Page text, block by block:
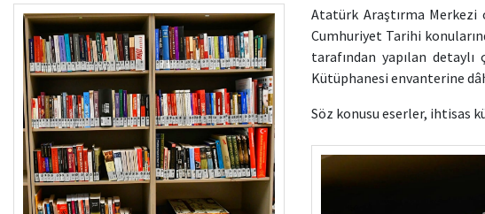
Atatürk Araştırma Merkezi
Cumhuriyet Tarihi
tarafından yapılan
Kütüphanesi envanterine
Söz konusu eserler, ihtisas